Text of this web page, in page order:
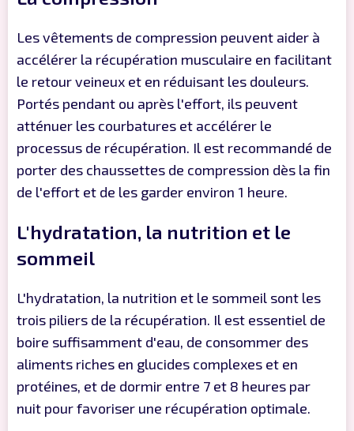
Les vêtements de compression peuvent aider à
accélérer la récupération musculaire en facilitant
le retour veineux et en réduisant les douleurs.
Portés pendant ou après l'effort, ils peuvent
atténuer les courbatures et accélérer le
processus de récupération. Il est recommandé de
porter des chaussettes de compression dès la fin
de l'effort et de les garder environ 1 heure.
L'hydratation, la nutrition et le
sommeil
L'hydratation, la nutrition et le sommeil sont les
trois piliers de la récupération. Il est essentiel de
boire suffisamment d'eau, de consommer des
aliments riches en glucides complexes et en
protéines, et de dormir entre 7 et 8 heures par
nuit pour favoriser une récupération optimale.